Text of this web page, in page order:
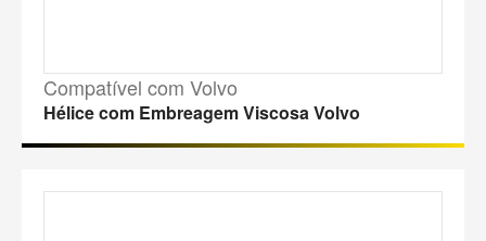
Compatível com Volvo
Hélice com Embreagem Viscosa Volvo